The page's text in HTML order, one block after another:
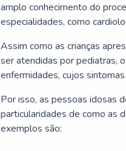
amplo conhecimento do
especialidades, como
Assim como as crianças
ser atendidas por pediatras,
enfermidades, cujos
Por isso, as pessoas idosas
particularidades de como as
exemplos são: